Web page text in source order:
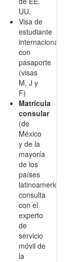
UU.
Visa de
estudiante
internacional
con
pasaporte
(visas
M, J y
F)
Matrícula
consular
(de
México
y de la
mayoría
de los
países
latinoamericanos,
consulta
con el
experto
de
servicio
móvil de
la